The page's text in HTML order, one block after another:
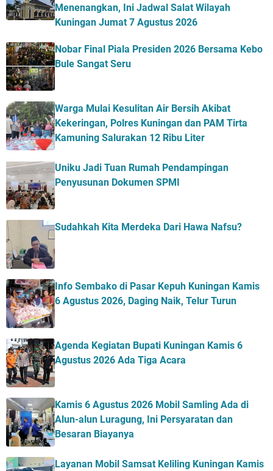
Menenangkan, Ini Jadwal Salat Wilayah
Kuningan Jumat 7 Agustus 2026
Nobar Final Piala Presiden 2026 Bersama Kebo
Bule Sangat Seru
Warga Mulai Kesulitan Air Bersih Akibat
Kekeringan, Polres Kuningan dan PAM Tirta
Kamuning Salurakan 12 Ribu Liter
Uniku Jadi Tuan Rumah Pendampingan
Penyusunan Dokumen SPMI
Sudahkah Kita Merdeka Dari Hawa Nafsu?
Info Sembako di Pasar Kepuh Kuningan Kamis
6 Agustus 2026, Daging Naik, Telur Turun
Agenda Kegiatan Bupati Kuningan Kamis 6
Agustus 2026 Ada Tiga Acara
Kamis 6 Agustus 2026 Mobil Samling Ada di
Alun-alun Luragung, Ini Persyaratan dan
Besaran Biayanya
Layanan Mobil Samsat Keliling Kuningan Kamis